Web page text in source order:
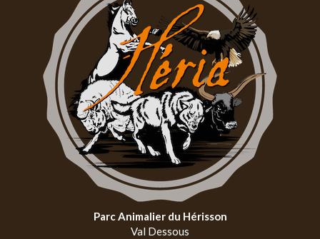
Parc Animalier du Hérisson
Val Dessous